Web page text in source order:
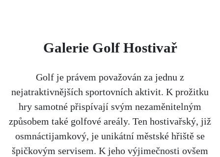
Galerie Golf Hostivař
Golf je právem považován za jednu z
nejatraktivnějších sportovních aktivit. K prožitku
hry samotné přispívají svým nezaměnitelným
způsobem také golfové areály. Ten hostivařský, již
osmnáctijamkový, je unikátní městské hřiště se
špičkovým servisem. K jeho výjimečnosti ovšem